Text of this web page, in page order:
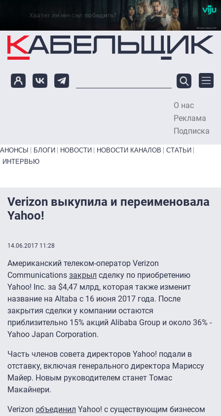
Перейти к основному содержанию
О нас
Реклама
Подписка
Primary links bottom
АНОНСЫ БЛОГИ НОВОСТИ НОВОСТИ КАНАЛОВ
СТАТЬИ
ИНТЕРВЬЮ
Verizon выкупила и переименовала
Yahoo!
14.06.2017 11:28
Американский телеком-оператор Verizon
Communications закрыл сделку по приобретению
Yahoo! Inc. за $4,47 млрд, которая также изменит
название на Altaba с 16 июня 2017 года. После
закрытия сделки у компании остаются
приблизительно 15% акций Alibaba Group и около 36% -
Yahoo Japan Corporation.
Часть членов совета директоров Yahoo! подали в
отставку, включая генерального директора Мариссу
Майер. Новым руководителем станет Томас
Макайнери.
Verizon объединил Yahoo! с существующим бизнесом